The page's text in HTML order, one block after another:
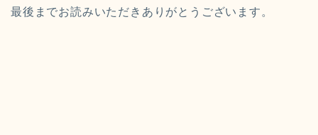
最後までお読みいただきありがとうございます。​